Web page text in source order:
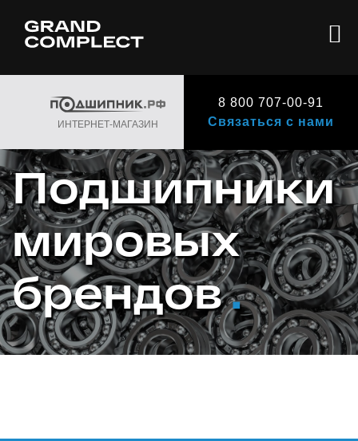
ИНТЕРНЕТ-МАГАЗИН
8 800 707-00-91
Связаться с нами
Подшипники
мировых
брендов.